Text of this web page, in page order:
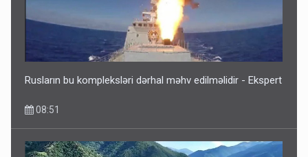
Rusların bu kompleksləri dərhal məhv edilməlidir - Ekspert
08:51